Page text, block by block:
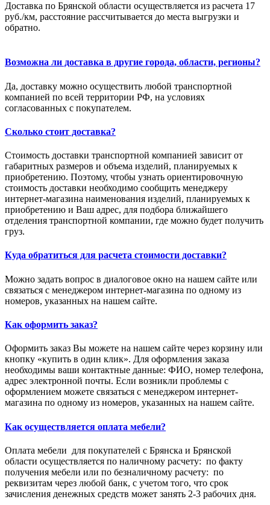
Доставка по Брянской области осуществляется из расчета 17
руб./км, расстояние рассчитывается до места выгрузки и
обратно.
Возможна ли доставка в другие города, области, регионы?
Да, доставку можно осуществить любой транспортной
компанией по всей территории РФ, на условиях
согласованных с покупателем.
Сколько стоит доставка?
Стоимость доставки транспортной компанией зависит от
габаритных размеров и объема изделий, планируемых к
приобретению. Поэтому, чтобы узнать ориентировочную
стоимость доставки необходимо сообщить менеджеру
интернет-магазина наименования изделий, планируемых к
приобретению и Ваш адрес, для подбора ближайшего
отделения транспортной компании, где можно будет получить
груз.
Куда обратиться для расчета стоимости доставки?
Можно задать вопрос в диалоговое окно на нашем сайте или
связаться с менеджером интернет-магазина по одному из
номеров, указанных на нашем сайте.
Как оформить заказ?
Оформить заказ Вы можете на нашем сайте через корзину или
кнопку «купить в один клик». Для оформления заказа
необходимы ваши контактные данные: ФИО, номер телефона,
адрес электронной почты. Если возникли проблемы с
оформлением можете связаться с менеджером интернет-
магазина по одному из номеров, указанных на нашем сайте.
Как осуществляется оплата мебели?
Оплата мебели для покупателей с Брянска и Брянской
области осуществляется по наличному расчету: по факту
получения мебели или по безналичному расчету: по
реквизитам через любой банк, с учетом того, что срок
зачисления денежных средств может занять 2-3 рабочих дня.